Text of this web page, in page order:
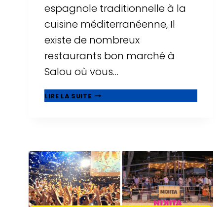
espagnole traditionnelle à la
cuisine méditerranéenne, Il
existe de nombreux
restaurants bon marché à
Salou où vous…
LIRE LA SUITEMANGEZ
BIEN
À
SALOU
:
LES
MEILLEURS
RESTAURANTS